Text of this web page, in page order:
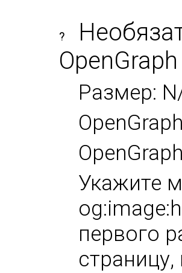
?
OpenGraph
Размер:
Укажите
первого